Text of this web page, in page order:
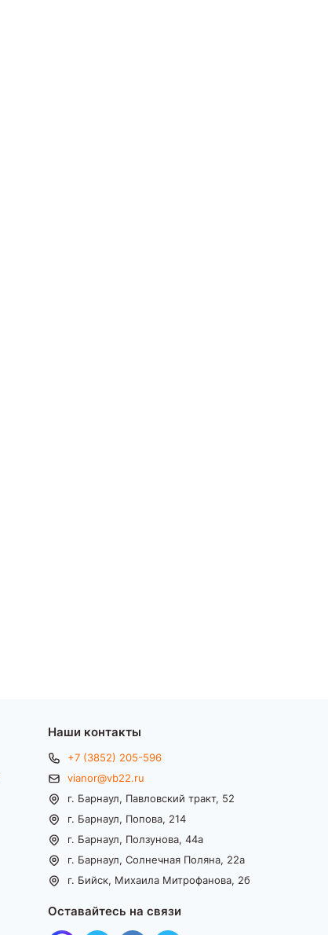
Наши контакты
+7 (3852) 205-596
vianor@vb22.ru
г. Барнаул, Павловский тракт, 52
г. Барнаул, Попова, 214
г. Барнаул, Ползунова, 44а
г. Барнаул, Солнечная Поляна, 22а
г. Бийск, Михаила Митрофанова, 2б
Оставайтесь на связи